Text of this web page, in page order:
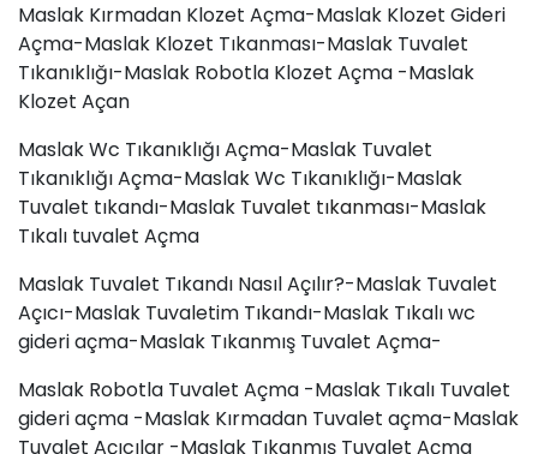
Maslak Kırmadan Klozet Açma-Maslak Klozet Gideri
Açma-Maslak Klozet Tıkanması-Maslak Tuvalet
Tıkanıklığı-Maslak Robotla Klozet Açma -Maslak
Klozet Açan
Maslak Wc Tıkanıklığı Açma-Maslak Tuvalet
Tıkanıklığı Açma-Maslak Wc Tıkanıklığı-Maslak
Tuvalet tıkandı-Maslak Tuvalet tıkanması-Maslak
Tıkalı tuvalet Açma
Maslak Tuvalet Tıkandı Nasıl Açılır?-Maslak Tuvalet
Açıcı-Maslak Tuvaletim Tıkandı-Maslak Tıkalı wc
gideri açma-Maslak Tıkanmış Tuvalet Açma-
Maslak Robotla Tuvalet Açma -Maslak Tıkalı Tuvalet
gideri açma -Maslak Kırmadan Tuvalet açma-Maslak
Tuvalet Açıcılar -Maslak Tıkanmış Tuvalet Açma